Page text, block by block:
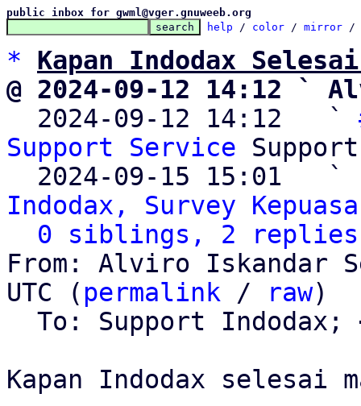
public inbox for gwml@vger.gnuweeb.org
help / color / mirror /
*
Kapan Indodax
@ 2024-09-12 14:12 `
2024-09-12 14:12   `
Support Service Support
  2024-09-15 15:01   `
Indodax, Survey
0 siblings, 2 replies;
From: Alviro Iskandar
UTC ( permalink / raw)
  To: Support Indodax;
Kapan Indodax selesai